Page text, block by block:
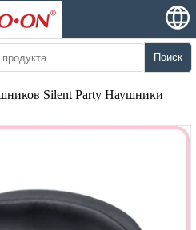
Поиск
Silent Party Наушники